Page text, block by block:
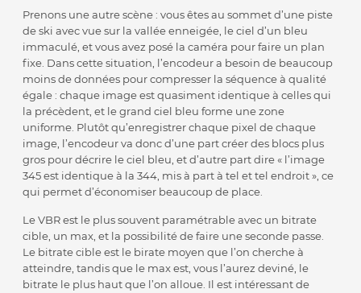
Prenons une autre scène : vous êtes au sommet d’une piste
de ski avec vue sur la vallée enneigée, le ciel d’un bleu
immaculé, et vous avez posé la caméra pour faire un plan
fixe. Dans cette situation, l’encodeur a besoin de beaucoup
moins de données pour compresser la séquence à qualité
égale : chaque image est quasiment identique à celles qui
la précèdent, et le grand ciel bleu forme une zone
uniforme. Plutôt qu’enregistrer chaque pixel de chaque
image, l’encodeur va donc d’une part créer des blocs plus
gros pour décrire le ciel bleu, et d’autre part dire « l’image
345 est identique à la 344, mis à part à tel et tel endroit », ce
qui permet d’économiser beaucoup de place.
Le VBR est le plus souvent paramétrable avec un bitrate
cible, un max, et la possibilité de faire une seconde passe.
Le bitrate cible est le birate moyen que l’on cherche à
atteindre, tandis que le max est, vous l’aurez deviné, le
bitrate le plus haut que l’on alloue. Il est intéressant de